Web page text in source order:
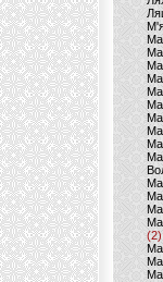
(2)